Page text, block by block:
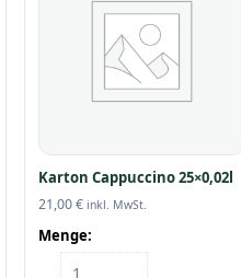
Karton Cappuccino 25×0,02l
21,00€ inkl. MwSt.
Menge:
Karton